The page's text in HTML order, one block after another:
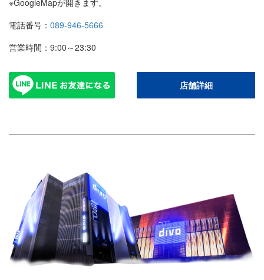
※GoogleMapが開きます。
電話番号： 089-946-5666
営業時間：9:00～23:30
店舗詳細